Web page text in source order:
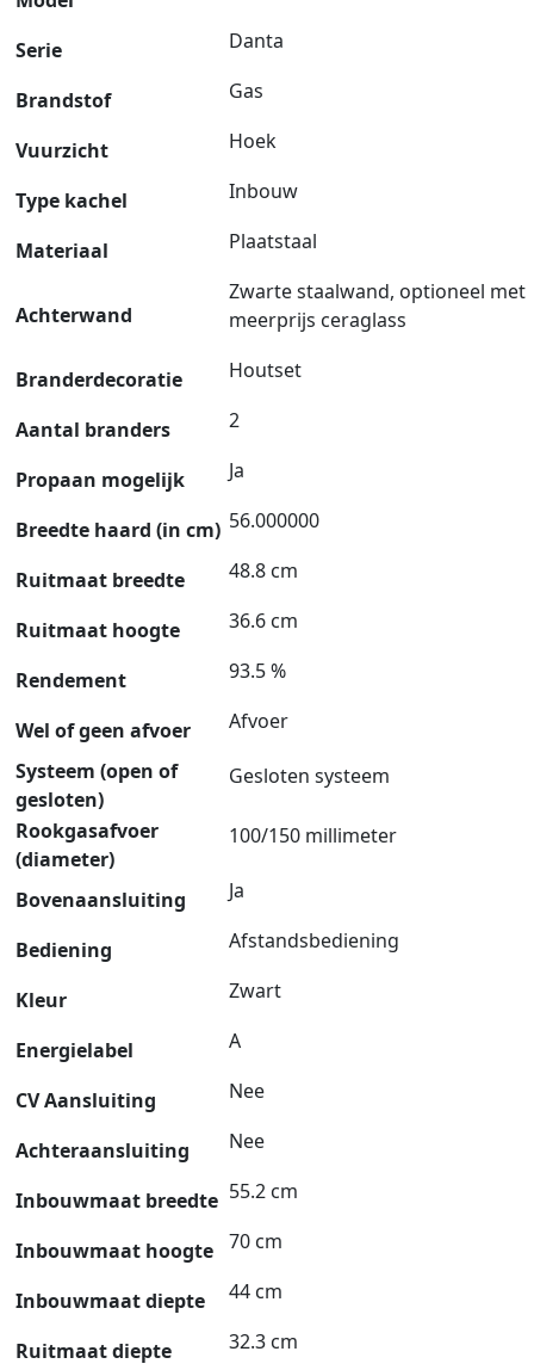
Serie Danta
Brandstof Gas
Vuurzicht Hoek
Type kachel Inbouw
Materiaal Plaatstaal
Achterwand
Zwarte staalwand, optioneel met
meerprijs ceraglass
Branderdecoratie Houtset
Aantal branders 2
Propaan mogelijk Ja
Breedte haard (in cm) 56.000000
Ruitmaat breedte 48.8 cm
Ruitmaat hoogte 36.6 cm
Rendement 93.5 %
Wel of geen afvoer
Afvoer
Systeem (open of
gesloten)
Gesloten systeem
Rookgasafvoer
(diameter)
100/150 millimeter
Bovenaansluiting Ja
Bediening Afstandsbediening
Kleur Zwart
Energielabel A
CV Aansluiting Nee
Achteraansluiting Nee
Inbouwmaat breedte 55.2 cm
Inbouwmaat hoogte 70 cm
Inbouwmaat diepte 44 cm
Ruitmaat diepte 32.3 cm